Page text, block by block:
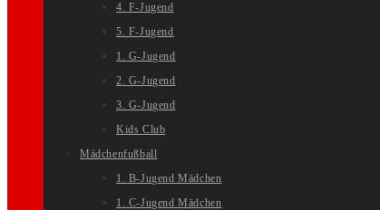
4. F-Jugend
5. F-Jugend
1. G-Jugend
2. G-Jugend
3. G-Jugend
Kids Club
Mädchenfußball
1. B-Jugend Mädchen
1. C-Jugend Mädchen